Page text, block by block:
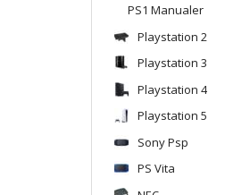
PS1 Manualer
Playstation 2
Playstation 3
Playstation 4
Playstation 5
Sony Psp
PS Vita